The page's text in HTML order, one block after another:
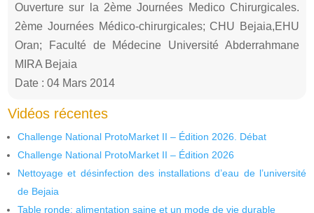
Ouverture sur la 2ème Journées Medico Chirurgicales.
2ème Journées Médico-chirurgicales; CHU Bejaia,EHU
Oran; Faculté de Médecine Université Abderrahmane
MIRA Bejaia
Date : 04 Mars 2014
Vidéos récentes
Challenge National ProtoMarket II – Édition 2026. Débat
Challenge National ProtoMarket II – Édition 2026
Nettoyage et désinfection des installations d’eau de l’université
de Bejaia
Table ronde: alimentation saine et un mode de vie durable